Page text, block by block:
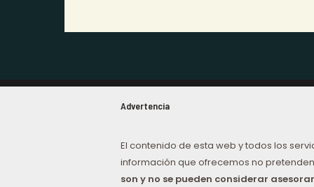
Advertencia
El contenido de esta web y todos los
información que ofrecemos no
son y no se pueden considerar